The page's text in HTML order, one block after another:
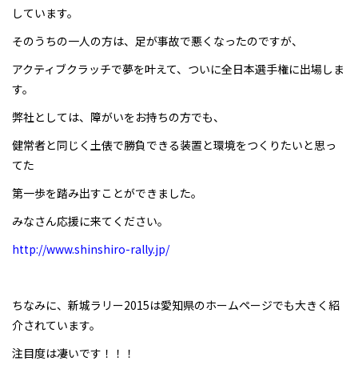
しています。
そのうちの一人の方は、足が事故で悪くなったのですが、
アクティブクラッチで夢を叶えて、ついに全日本選手権に出場しま
す。
弊社としては、障がいをお持ちの方でも、
健常者と同じく土俵で勝負できる装置と環境をつくりたいと思っ
てた
第一歩を踏み出すことができました。
みなさん応援に来てください。
http://www.shinshiro-rally.jp/
ちなみに、新城ラリー2015は愛知県のホームページでも大きく紹
介されています。
注目度は凄いです！！！